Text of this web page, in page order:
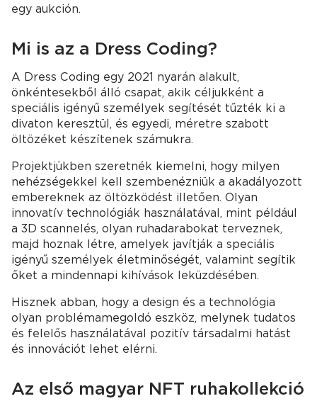
egy aukción.
Mi is az a Dress Coding?
A Dress Coding egy 2021 nyarán alakult,
önkéntesekből álló csapat, akik céljukként a
speciális igényű személyek segítését tűzték ki a
divaton keresztül, és egyedi, méretre szabott
öltözéket készítenek számukra.
Projektjükben szeretnék kiemelni, hogy milyen
nehézségekkel kell szembenézniük a akadályozott
embereknek az öltözködést illetően. Olyan
innovatív technológiák használatával, mint például
a 3D scannelés, olyan ruhadarabokat terveznek,
majd hoznak létre, amelyek javítják a speciális
igényű személyek életminőségét, valamint segítik
őket a mindennapi kihívások leküzdésében.
Hisznek abban, hogy a design és a technológia
olyan problémamegoldó eszköz, melynek tudatos
és felelős használatával pozitív társadalmi hatást
és innovációt lehet elérni.
Az első magyar NFT ruhakollekció